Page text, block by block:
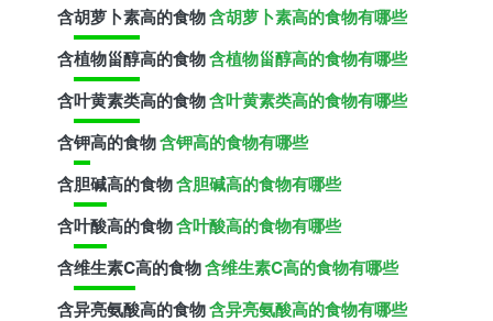
含胡萝卜素高的食物含胡萝卜素高的食物有哪些
含植物甾醇高的食物含植物甾醇高的食物有哪些
含叶黄素类高的食物含叶黄素类高的食物有哪些
含钾高的食物含钾高的食物有哪些
含胆碱高的食物含胆碱高的食物有哪些
含叶酸高的食物含叶酸高的食物有哪些
含维生素C高的食物含维生素C高的食物有哪些
含异亮氨酸高的食物含异亮氨酸高的食物有哪些